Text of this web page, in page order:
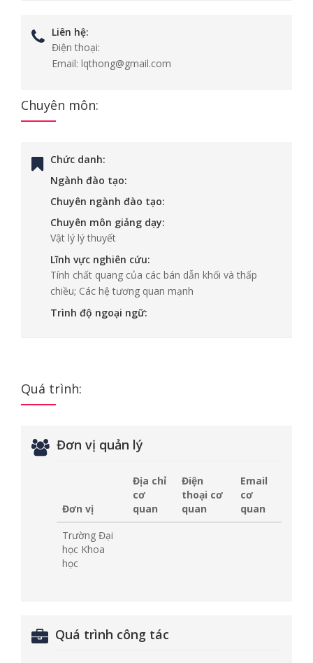
Liên hệ:
Điện thoại:
Email: lqthong@gmail.com
Chuyên môn:
Chức danh:
Ngành đào tạo:
Chuyên ngành đào tạo:
Chuyên môn giảng dạy:
Vật lý lý thuyết
Lĩnh vực nghiên cứu:
Tính chất quang của các bán dẫn khối và thấp
chiều; Các hệ tương quan mạnh
Trình độ ngoại ngữ:
Quá trình:
Đơn vị quản lý
Đơn vị
Địa chỉ
cơ
quan
Điện
thoại cơ
quan
Email
cơ
quan
Trường Đại
học Khoa
học
Quá trình công tác